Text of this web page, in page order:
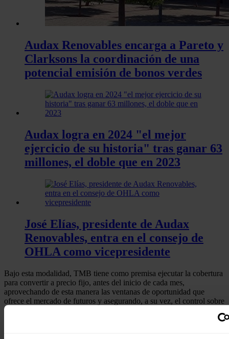
Audax Renovables encarga a Pareto y
Clarksons la coordinación de una
potencial emisión de bonos verdes
Audax logra en 2024 "el mejor
ejercicio de su historia" tras ganar 63
millones, el doble que en 2023
José Elías, presidente de Audax
Renovables, entra en el consejo de
OHLA como vicepresidente
Bajo esta modalidad, TMB tiene como premisa ejecutar la cobertura
para convertir a precio fijo, antes del inicio de cada mes,
aprovechando de esta manera las ventanas de oportunidad que
ofrece el mercado de futuros y asegurando, a su vez, el control sobre
el precio final a pagar, ha explicado Audax.